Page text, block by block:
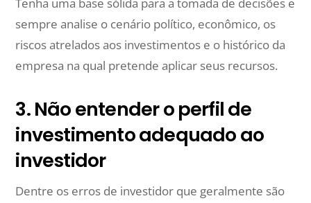
sempre analise o cenário político, econômico, os
riscos atrelados aos investimentos e o histórico da
empresa na qual pretende aplicar seus recursos.
3. Não entender o perfil de
investimento adequado ao
investidor
Dentre os erros de investidor que geralmente são